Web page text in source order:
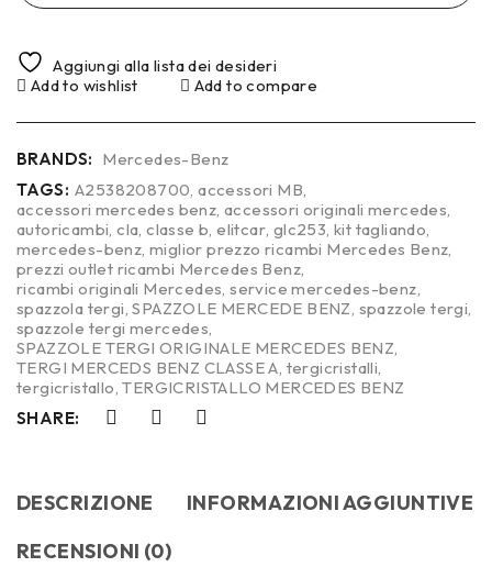
Aggiungi alla lista dei desideri
Add to wishlist
Add to compare
BRANDS: Mercedes-Benz
TAGS: A2538208700 ,accessori MB
accessori mercedes benz ,accessori originali mercedes
autoricambi ,cla ,classe b ,elitcar glc253 ,kit tagliando
mercedes-benz ,miglior prezzo ricambi Mercedes Benz
prezzi outlet ricambi Mercedes Benz
ricambi originali Mercedes ,service mercedes-benz
spazzola tergi ,SPAZZOLE MERCEDE BENZ spazzole tergi
spazzole tergi mercedes
SPAZZOLE TERGI ORIGINALE MERCEDES BENZ
TERGI MERCEDS BENZ CLASSE A tergicristalli
tergicristallo ,TERGICRISTALLO MERCEDES BENZ
SHARE:
DESCRIZIONE
INFORMAZIONI AGGIUNTIVE
RECENSIONI (0)